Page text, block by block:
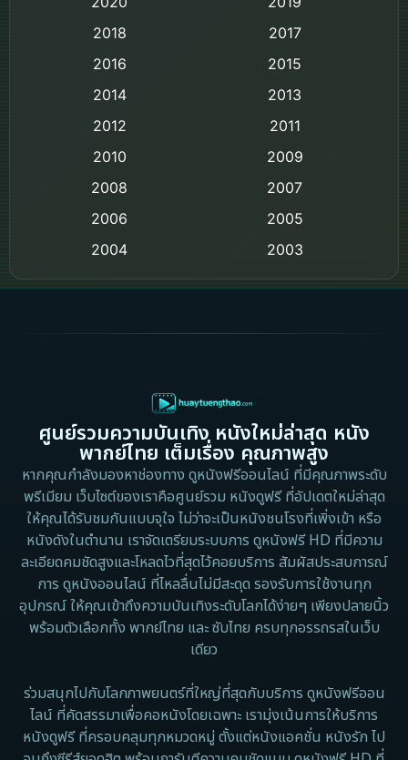
Detective สืบสวน
Disaster
Disney+
Documentary สารคดี
Documentary สารคดี
Drama ดราม่า
Drama ดราม่า
Dystopian
2018
2017
2016
2015
2014
2013
2012
2011
2010
2009
2008
2007
2006
2005
2004
2003
2002
2000
1983
1982
1971
1962
ศูนย์รวมความบันเทิง หนังใหม่ล่าสุด หนัง
พากย์ไทย เต็มเรื่อง คุณภาพสูง
หากคุณกำลังมองหาช่องทาง ดูหนังฟรีออนไลน์ ที่มีคุณภาพระดับ
พรีเมียม เว็บไซต์ของเราคือศูนย์รวม หนังดูฟรี ที่อัปเดตใหม่ล่าสุด
ให้คุณได้รับชมกันแบบจุใจ ไม่ว่าจะเป็นหนังชนโรงที่เพิ่งเข้า หรือ
หนังดังในตำนาน เราจัดเตรียมระบบการ ดูหนังฟรี HD ที่มีความ
ละเอียดคมชัดสูงและโหลดไวที่สุดไว้คอยบริการ สัมผัสประสบการณ์
การ ดูหนังออนไลน์ ที่ไหลลื่นไม่มีสะดุด รองรับการใช้งานทุก
อุปกรณ์ ให้คุณเข้าถึงความบันเทิงระดับโลกได้ง่ายๆ เพียงปลายนิ้ว
พร้อมตัวเลือกทั้ง พากย์ไทย และ ซับไทย ครบทุกอรรถรสในเว็บ
เดียว
ร่วมสนุกไปกับโลกภาพยนตร์ที่ใหญ่ที่สุดกับบริการ ดูหนังฟรีออน
ไลน์ ที่คัดสรรมาเพื่อคอหนังโดยเฉพาะ เรามุ่งเน้นการให้บริการ
หนังดูฟรี ที่ครอบคลุมทุกหมวดหมู่ ตั้งแต่หนังแอคชั่น หนังรัก ไป